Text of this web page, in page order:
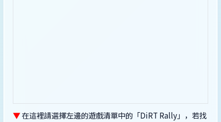
▼在這裡請選擇左邊的遊戲清單中的「DiRT Rally」，若找